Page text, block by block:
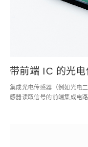
带前端 IC 的光电
集成光电传感器（例如光电
感器读取信号的前端集成电